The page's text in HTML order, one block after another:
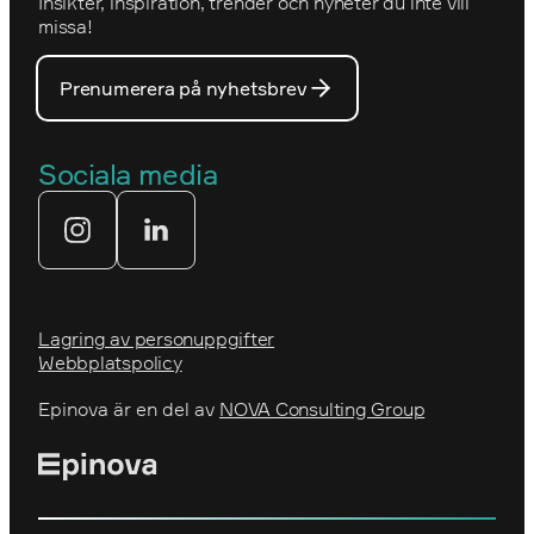
Optimizelys webb
Prins Daniels Fellowship
Tekniksprånget
Våra medarbetare
Våra partners
missa!
Prenumerera på nyhetsbrev
Sociala media
Lagring av personuppgifter
Webbplatspolicy
Epinova är en del av NOVA Consulting Group